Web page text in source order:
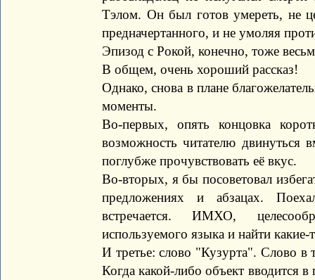
Тэлом. Он был готов умереть, не
предначертанного, и не умоляя
Эпизод с Рокой, конечно, тоже
В общем, очень хороший рассказ!
Однако, снова в плане
моменты.
Во-первых, опять концовка
возможность читателю двинуться
поглубже прочувствовать её вкус.
Во-вторых, я бы посоветовал
предложениях и абзацах.
встречается. ИМХО,
используемого языка и найти
И третье: слово "Кузурта". Слово в
Когда какой-либо объект вводится